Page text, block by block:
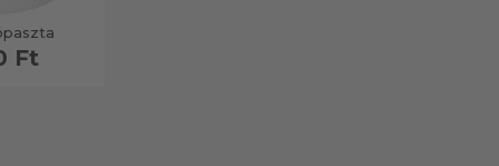
Ft